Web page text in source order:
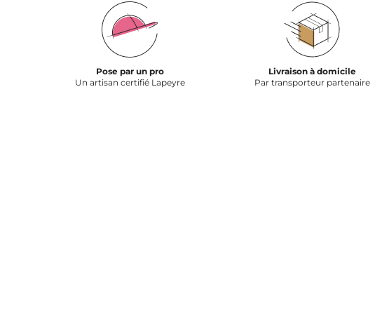
Pose par un pro
Un artisan certifié Lapeyre
Livraison à domicile
Par transporteur partenaire